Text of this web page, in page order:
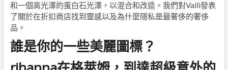
和一個高光澤的蛋白石光澤，以混合和改造。我們對Valli發表
了關於在折扣商店找到靈感以及為什麼隱私是最奢侈的奢侈
品。
誰是你的一些美麗圖標？